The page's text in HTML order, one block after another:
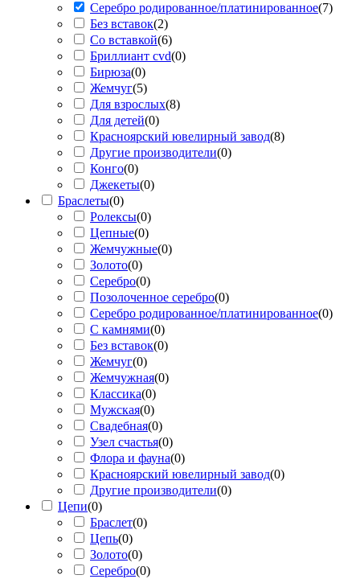
Серебро родированное/платинированное(7)
Без вставок(2)
Со вставкой(6)
Бриллиант cvd(0)
Бирюза(0)
Жемчуг(5)
Для взрослых(8)
Для детей(0)
Красноярский ювелирный завод(8)
Другие производители(0)
Конго(0)
Джекеты(0)
Браслеты(0)
Ролексы(0)
Цепные(0)
Жемчужные(0)
Золото(0)
Серебро(0)
Позолоченное серебро(0)
Серебро родированное/платинированное(0)
С камнями(0)
Без вставок(0)
Жемчуг(0)
Жемчужная(0)
Классика(0)
Мужская(0)
Свадебная(0)
Узел счастья(0)
Флора и фауна(0)
Красноярский ювелирный завод(0)
Другие производители(0)
Цепи(0)
Браслет(0)
Цепь(0)
Золото(0)
Серебро(0)